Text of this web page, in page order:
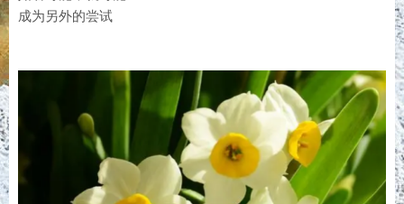
成为另外的尝试